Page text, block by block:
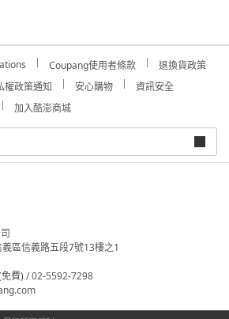
Coupang使用者條款
退換貨政策
權政策通知 安心購物
資訊安全
加入酷澎商城
區信義路五段7號13樓之1
費) / 02-5592-7298